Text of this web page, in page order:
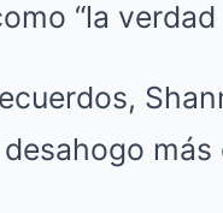
“la verdad
más